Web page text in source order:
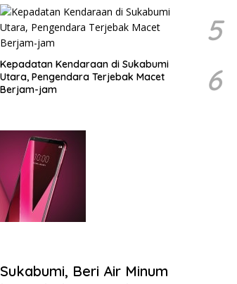
Kepadatan Kendaraan di Sukabumi
Utara, Pengendara Terjebak Macet
Berjam-jam
Beri Air Minum
5
6